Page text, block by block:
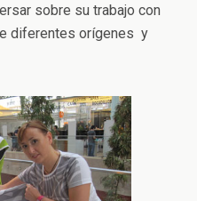
sobre su trabajo con
diferentes orígenes y